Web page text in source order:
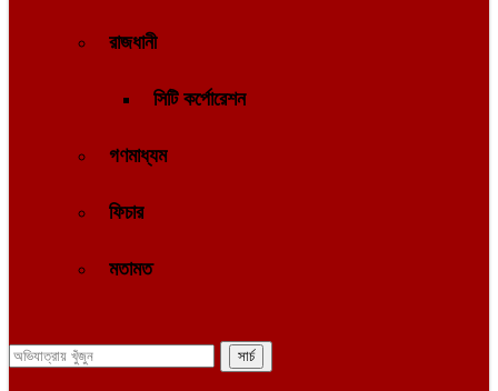
রাজধানী
সিটি কর্পোরেশন
গণমাধ্যম
ফিচার
মতামত